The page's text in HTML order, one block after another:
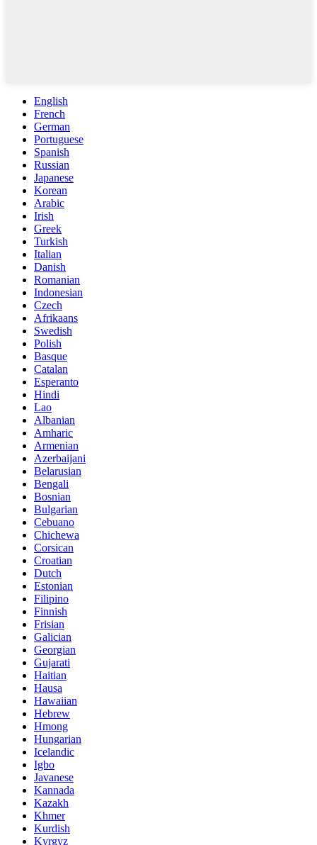
English
French
German
Portuguese
Spanish
Russian
Japanese
Korean
Arabic
Irish
Greek
Turkish
Italian
Danish
Romanian
Indonesian
Czech
Afrikaans
Swedish
Polish
Basque
Catalan
Esperanto
Hindi
Lao
Albanian
Amharic
Armenian
Azerbaijani
Belarusian
Bengali
Bosnian
Bulgarian
Cebuano
Chichewa
Corsican
Croatian
Dutch
Estonian
Filipino
Finnish
Frisian
Galician
Georgian
Gujarati
Haitian
Hausa
Hawaiian
Hebrew
Hmong
Hungarian
Icelandic
Igbo
Javanese
Kannada
Kazakh
Khmer
Kurdish
Kyrgyz